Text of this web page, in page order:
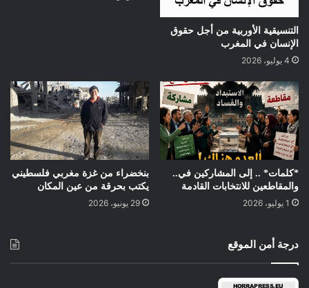
التنسيقية الأوربية من أجل حقوق
الإنسان في المغرب
4 يوليو، 2026
*كلمات* .. إلى المشاركين في..
والمقاطعين للانتخابات القادمة
1 يوليو، 2026
بنخضراء من غزة مغربي فلسطيني
يكتب بحرقة من عين المكان
29 يونيو، 2026
درجة أمن الموقع